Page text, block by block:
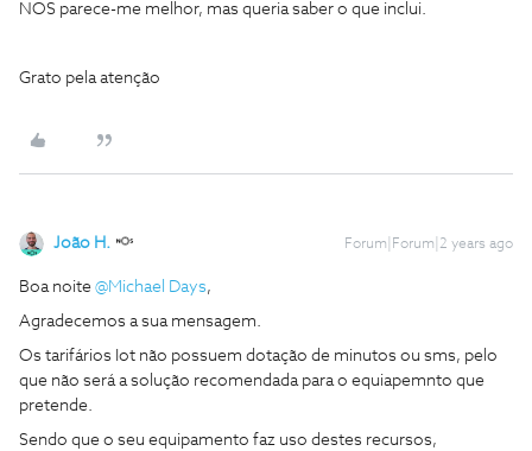
NOS parece-me melhor, mas queria saber o que inclui.
Grato pela atenção
João H. Forum|Forum|2 years ago
Boa noite @Michael Days,
Agradecemos a sua mensagem.
Os tarifários Iot não possuem dotação de minutos ou sms, pelo
que não será a solução recomendada para o equiapemnto que
pretende.
Sendo que o seu equipamento faz uso destes recursos,